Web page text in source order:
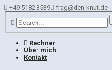
+49 5182 3539 frag@den-knut.de
Rechner
Über mich
Kontakt